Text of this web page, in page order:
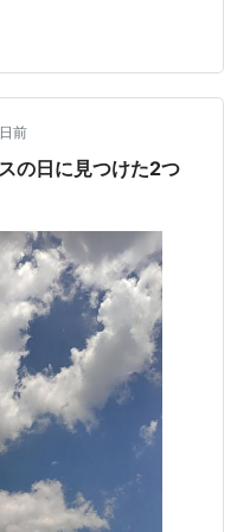
いる記事が 大きく違う
てなブログから来てくだ
く読んでいただいていま
ように過ごすか、過ご
みなさん、忙しい中で
前
の日に見つけた2つ